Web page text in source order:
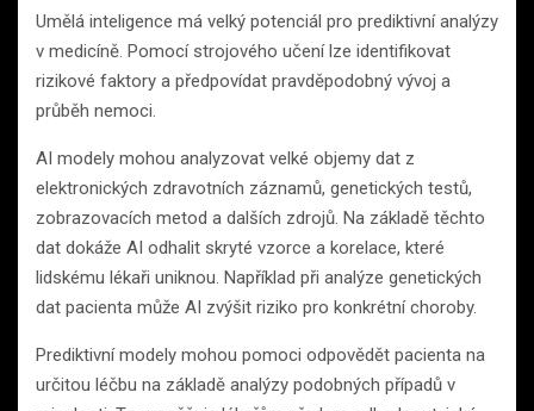
Umělá inteligence má velký potenciál pro prediktivní analýzy
v medicíně. Pomocí strojového učení lze identifikovat
rizikové faktory a předpovídat pravděpodobný vývoj a
průběh nemoci.
AI modely mohou analyzovat velké objemy dat z
elektronických zdravotních záznamů, genetických testů,
zobrazovacích metod a dalších zdrojů. Na základě těchto
dat dokáže AI odhalit skryté vzorce a korelace, které
lidskému lékaři uniknou. Například při analýze genetických
dat pacienta může AI zvýšit riziko pro konkrétní choroby.
Prediktivní modely mohou pomoci odpovědět pacienta na
určitou léčbu na základě analýzy podobných případů v